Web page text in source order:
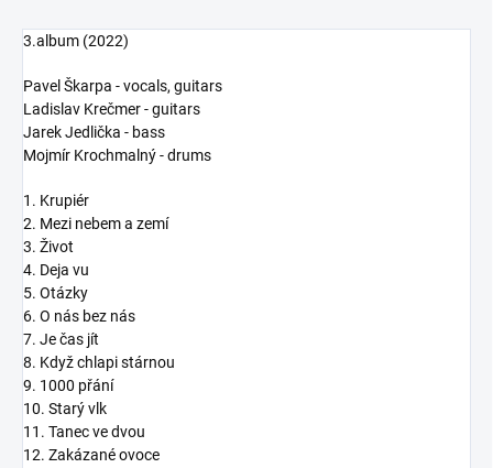
3.album (2022)
Pavel Škarpa - vocals, guitars
Ladislav Krečmer - guitars
Jarek Jedlička - bass
Mojmír Krochmalný - drums
1. Krupiér
2. Mezi nebem a zemí
3. Život
4. Deja vu
5. Otázky
6. O nás bez nás
7. Je čas jít
8. Když chlapi stárnou
9. 1000 přání
10. Starý vlk
11. Tanec ve dvou
12. Zakázané ovoce